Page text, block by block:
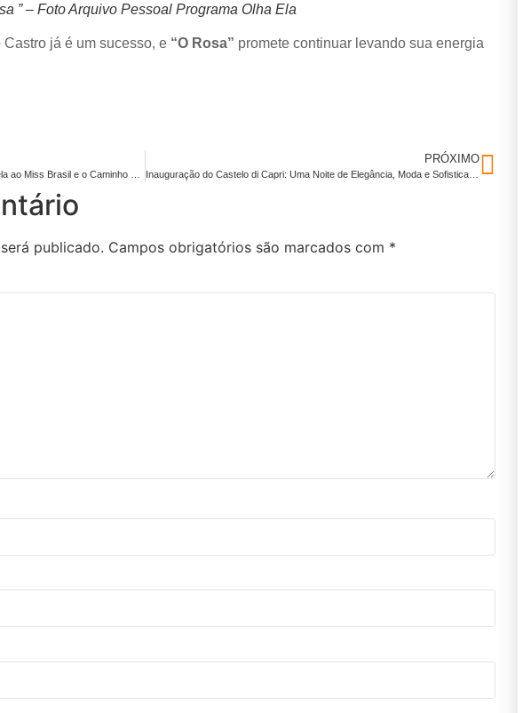
” – Foto Arquivo Pessoal Programa Olha Ela
já é um sucesso, e “O Rosa” promete continuar levando sua energia
PRÓXIMO
Inauguração do Castelo di Capri: Uma Noite de Elegância, Moda e Sofisticação
publicado. Campos obrigatórios são marcados com *